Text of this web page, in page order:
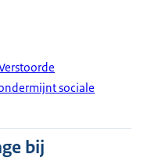
sociale
bij